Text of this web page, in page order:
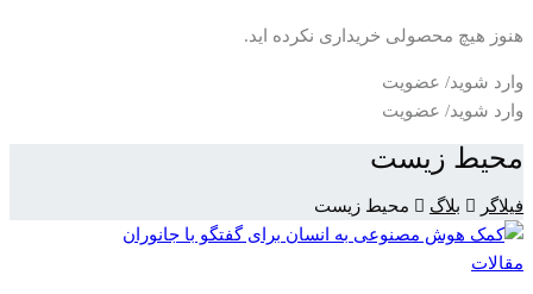
هنوز هیچ محصولی خریداری نکرده اید.
وارد شوید/ عضویت
وارد شوید/ عضویت
محیط زیست
فیلاگر بلاگ محیط زیست
مقالات